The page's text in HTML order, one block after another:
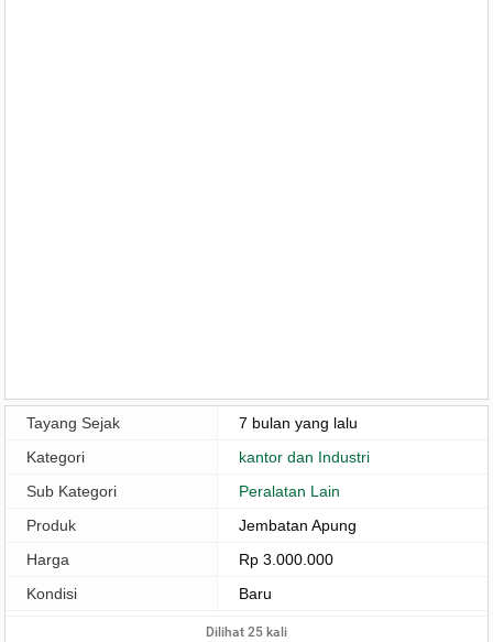
Tayang Sejak
7 bulan yang lalu
Kategori
kantor dan Industri
Sub Kategori
Peralatan Lain
Produk
Jembatan Apung
Harga
Rp 3.000.000
Kondisi
Baru
Dilihat 25 kali